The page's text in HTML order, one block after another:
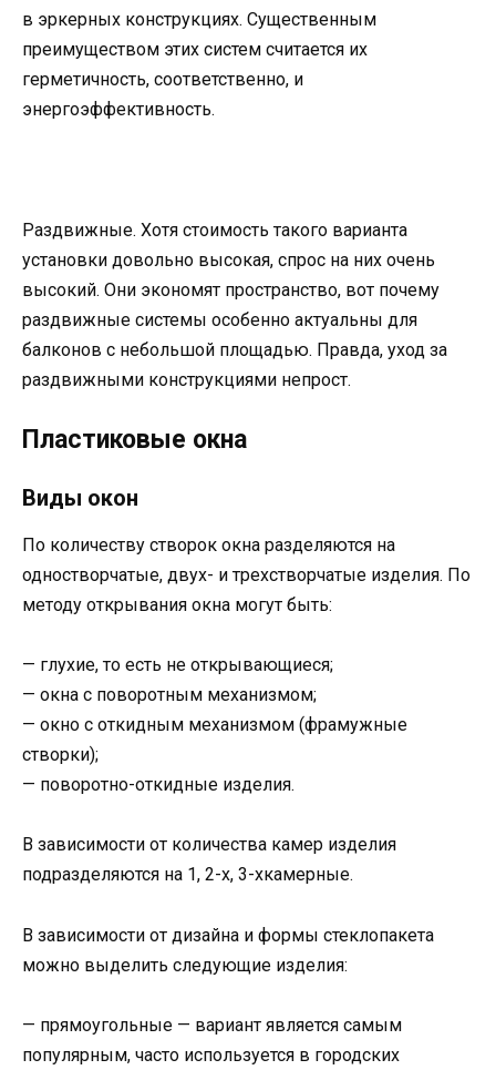
в эркерных конструкциях. Существенным
преимуществом этих систем считается их
герметичность, соответственно, и
энергоэффективность.
Раздвижные. Хотя стоимость такого варианта
установки довольно высокая, спрос на них очень
высокий. Они экономят пространство, вот почему
раздвижные системы особенно актуальны для
балконов с небольшой площадью. Правда, уход за
раздвижными конструкциями непрост.
Пластиковые окна
Виды окон
По количеству створок окна разделяются на
одностворчатые, двух- и трехстворчатые изделия. По
методу открывания окна могут быть:
— глухие, то есть не открывающиеся;
— окна с поворотным механизмом;
— окно с откидным механизмом (фрамужные
створки);
— поворотно-откидные изделия.
В зависимости от количества камер изделия
подразделяются на 1, 2-х, 3-хкамерные.
В зависимости от дизайна и формы стеклопакета
можно выделить следующие изделия:
— прямоугольные — вариант является самым
популярным, часто используется в городских